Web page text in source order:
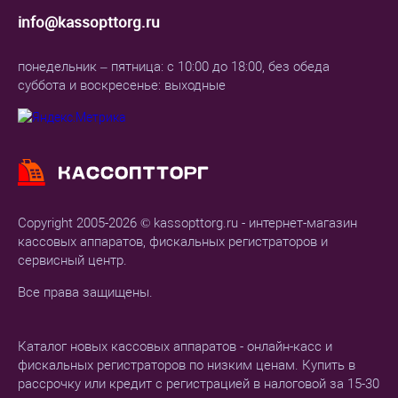
Copyright 2005-2026 © kassopttorg.ru - интернет-магазин
кассовых аппаратов, фискальных регистраторов и
сервисный центр.
Все права защищены.
Каталог новых кассовых аппаратов - онлайн-касс и
фискальных регистраторов по низким ценам. Купить в
рассрочку или кредит с регистрацией в налоговой за 15-30
info@kassopttorg.ru
понедельник – пятница: с 10:00 до 18:00, без обеда
суббота и воскресенье: выходные